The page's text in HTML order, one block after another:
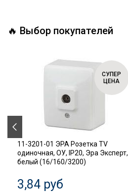
🔥 Выбор покупателей
СУПЕР
ЦЕНА
11-3201-01 ЭРА Розетка TV
одиночная, ОУ, IP20, Эра Эксперт,
белый (16/160/3200)
3,84 руб